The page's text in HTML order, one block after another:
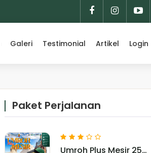
Galeri Testimonial Artikel Login
Paket Perjalanan
Umroh Plus Mesir 25